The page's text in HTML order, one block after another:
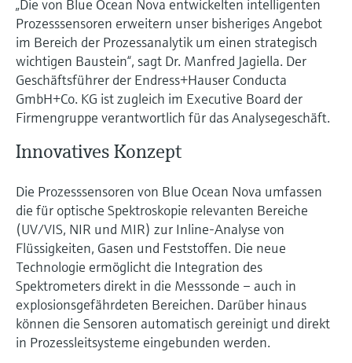
Device Viewer
Produktspezifische Informationen und
Dokumente finden
Ersatzteilsuche
Ersatzteile anhand von Produktwurzel,
Füllstandsmessung
Füllstandsmessung Druck
Alle ansehen
Analysatoren für Härte, Eisen,
Aluminium & Chromat
Prozessphotometer
Mikrowellentransmission
Memosens-Technologie
Alle ansehen
„Die von Blue Ocean Nova entwickelten intelligenten
Prozesssensoren erweitern unser bisheriges Angebot
im Bereich der Prozessanalytik um einen strategisch
wichtigen Baustein“, sagt Dr. Manfred Jagiella. Der
Geschäftsführer der Endress+Hauser Conducta
GmbH+Co. KG ist zugleich im Executive Board der
Firmengruppe verantwortlich für das Analysegeschäft.
Innovatives Konzept
Die Prozesssensoren von Blue Ocean Nova umfassen
die für optische Spektroskopie relevanten Bereiche
(UV/VIS, NIR und MIR) zur Inline-Analyse von
Flüssigkeiten, Gasen und Feststoffen. Die neue
Technologie ermöglicht die Integration des
Spektrometers direkt in die Messsonde – auch in
explosionsgefährdeten Bereichen. Darüber hinaus
können die Sensoren automatisch gereinigt und direkt
in Prozessleitsysteme eingebunden werden.